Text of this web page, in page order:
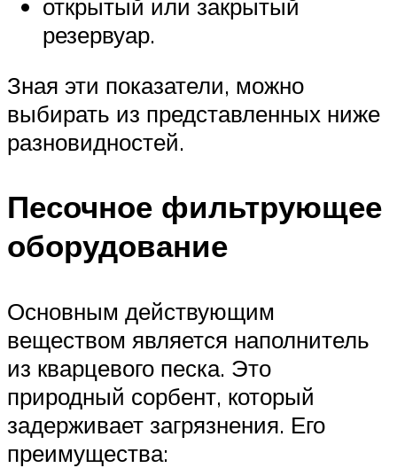
открытый или закрытый
резервуар.
Зная эти показатели, можно
выбирать из представленных ниже
разновидностей.
Песочное фильтрующее
оборудование
Основным действующим
веществом является наполнитель
из кварцевого песка. Это
природный сорбент, который
задерживает загрязнения. Его
преимущества: